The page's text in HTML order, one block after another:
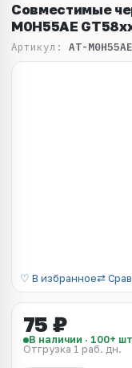
Совместимые
M0H55AE
Артикул: AT-
♡ В избранное⇄
75 ₽
В наличии · 100+ шт
Отгрузка 1 раб. дн.